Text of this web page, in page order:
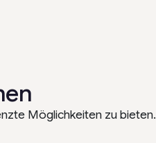
Möglichkeiten zu bieten.